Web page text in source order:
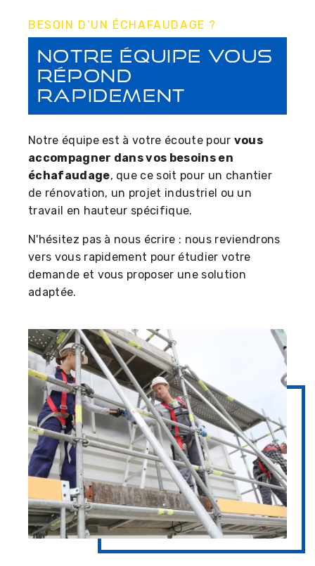
BESOIN D’UN ÉCHAFAUDAGE ?
Notre équipe vous
répond
rapidement
Notre équipe est à votre écoute pour vous
accompagner dans vos besoins en
échafaudage, que ce soit pour un chantier
de rénovation, un projet industriel ou un
travail en hauteur spécifique.
N'hésitez pas à nous écrire : nous reviendrons
vers vous rapidement pour étudier votre
demande et vous proposer une solution
adaptée.